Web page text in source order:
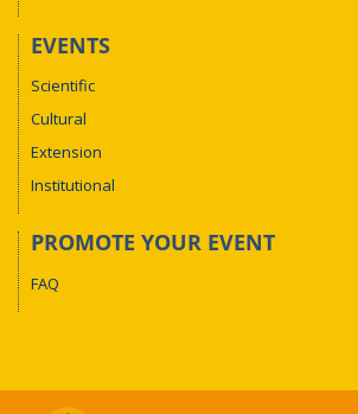
EVENTS
Scientific
Cultural
Extension
Institutional
PROMOTE YOUR EVENT
FAQ